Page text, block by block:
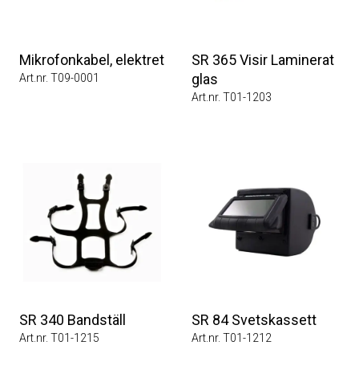
Mikrofonkabel, elektret
Art.nr. T09-0001
SR 365 Visir Laminerat
glas
Art.nr. T01-1203
SR 340 Bandställ
Art.nr. T01-1215
SR 84 Svetskassett
Art.nr. T01-1212